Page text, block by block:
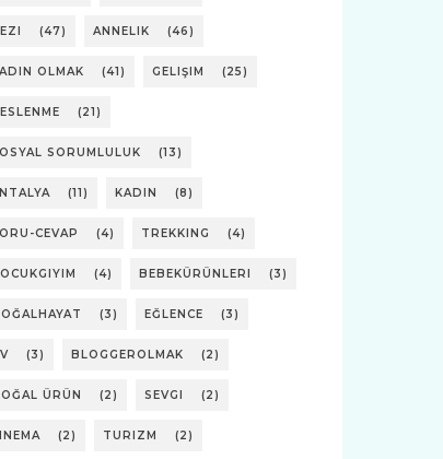
(47) ANNELIK (46)
OLMAK (41) GELIŞIM (25)
(21)
SORUMLULUK (13)
(11) KADIN (8)
CEVAP (4) TREKKING (4)
(4) BEBEKÜRÜNLERI (3)
(3) EĞLENCE (3)
(3) BLOGGEROLMAK (2)
ÜRÜN (2) SEVGI (2)
(2) TURIZM (2)